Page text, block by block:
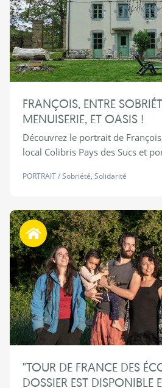
FRANÇOIS, ENTRE
MENUISERIE, ET OASIS !
Découvrez le portrait de
local Colibris Pays des Sucs et
PORTRAIT/Sobriété, Solidarité
Habiter autrement
"TOUR DE FRANCE DES
DOSSIER EST DISPONIBLE